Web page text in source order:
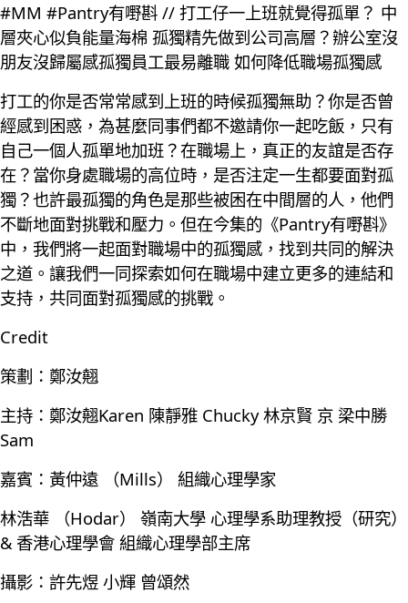
#MM #Pantry有嘢斟 // 打工仔一上班就覺得孤單？ 中
層夾心似負能量海棉 孤獨精先做到公司高層？辦公室沒
朋友沒歸屬感孤獨員工最易離職 如何降低職場孤獨感
打工的你是否常常感到上班的時候孤獨無助？你是否曾
經感到困惑，為甚麼同事們都不邀請你一起吃飯，只有
自己一個人孤單地加班？在職場上，真正的友誼是否存
在？當你身處職場的高位時，是否注定一生都要面對孤
獨？也許最孤獨的角色是那些被困在中間層的人，他們
不斷地面對挑戰和壓力。但在今集的《Pantry有嘢斟》
中，我們將一起面對職場中的孤獨感，找到共同的解決
之道。讓我們一同探索如何在職場中建立更多的連結和
支持，共同面對孤獨感的挑戰。
Credit
策劃：鄭汝翹
主持：鄭汝翹Karen 陳靜雅 Chucky 林京賢 京 梁中勝
Sam
嘉賓：黃仲遠 （Mills） 組織心理學家
林浩華 （Hodar） 嶺南大學 心理學系助理教授（研究）
& 香港心理學會 組織心理學部主席
攝影：許先煜 小輝 曾頌然